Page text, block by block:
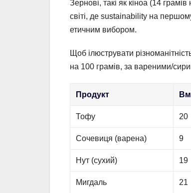
Зернові, такі як кіноа (14
світі, де sustainability на
етичним вибором.
Щоб ілюструвати
на 100 грамів, за вареними/
Продукт
Тофу 20
Сочевиця (варена) 9
Нут (сухий) 19
Мигдаль 21